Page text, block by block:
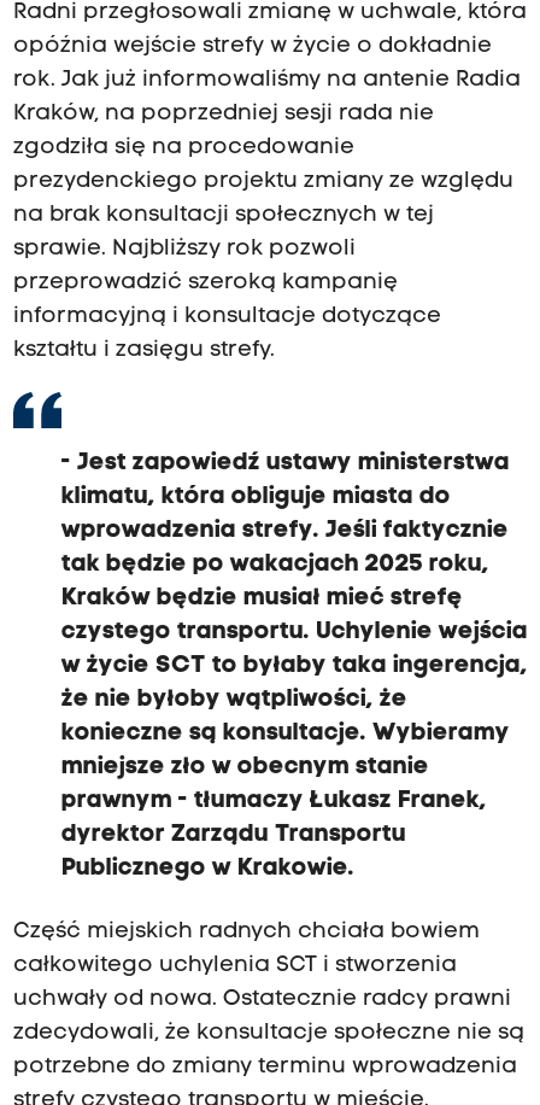
Radni przegłosowali zmianę w uchwale, która
opóźnia wejście strefy w życie o dokładnie
rok. Jak już informowaliśmy na antenie Radia
Kraków, na poprzedniej sesji rada nie
zgodziła się na procedowanie
prezydenckiego projektu zmiany ze względu
na brak konsultacji społecznych w tej
sprawie. Najbliższy rok pozwoli
przeprowadzić szeroką kampanię
informacyjną i konsultacje dotyczące
kształtu i zasięgu strefy.
- Jest zapowiedź ustawy ministerstwa
klimatu, która obliguje miasta do
wprowadzenia strefy. Jeśli faktycznie
tak będzie po wakacjach 2025 roku,
Kraków będzie musiał mieć strefę
czystego transportu. Uchylenie wejścia
w życie SCT to byłaby taka ingerencja,
że nie byłoby wątpliwości, że
konieczne są konsultacje. Wybieramy
mniejsze zło w obecnym stanie
prawnym - tłumaczy Łukasz Franek,
dyrektor Zarządu Transportu
Publicznego w Krakowie.
Część miejskich radnych chciała bowiem
całkowitego uchylenia SCT i stworzenia
uchwały od nowa. Ostatecznie radcy prawni
zdecydowali, że konsultacje społeczne nie są
potrzebne do zmiany terminu wprowadzenia
m
i
a
s
t
a
n
i
e
p
o
z
w
c
h
w
a
ł